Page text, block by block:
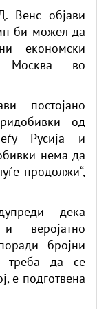
Венс објави
би можел да
економски
Москва во
постојано
од
Русија и
нема да
продолжи“,
дека
веројатно
бројни
треба да се
е подготвена